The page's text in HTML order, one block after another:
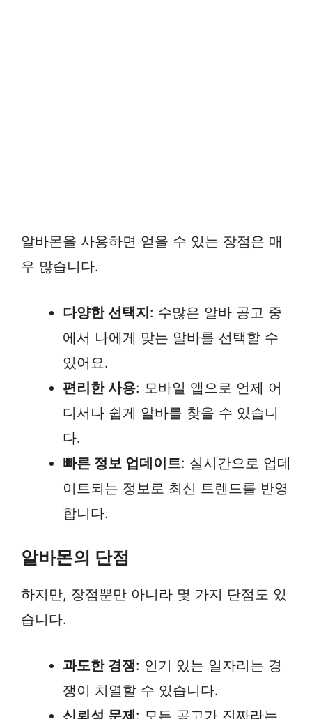
알바몬을 사용하면 얻을 수 있는 장점은 매
우 많습니다.
다양한 선택지: 수많은 알바 공고 중
에서 나에게 맞는 알바를 선택할 수
있어요.
편리한 사용: 모바일 앱으로 언제 어
디서나 쉽게 알바를 찾을 수 있습니
다.
빠른 정보 업데이트: 실시간으로 업데
이트되는 정보로 최신 트렌드를 반영
합니다.
알바몬의 단점
하지만, 장점뿐만 아니라 몇 가지 단점도 있
습니다.
과도한 경쟁: 인기 있는 일자리는 경
쟁이 치열할 수 있습니다.
신뢰성 문제: 모든 공고가 진짜라는